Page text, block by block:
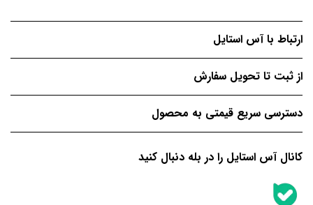
ارتباط با آس استایل
از ثبت تا تحویل سفارش
دسترسی سریع قیمتی به محصول
کانال آس استایل را در بله دنبال کنید